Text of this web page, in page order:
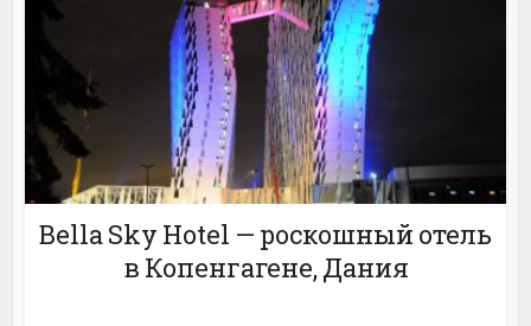
Bella Sky Hotel — роскошный отель
в Копенгагене, Дания